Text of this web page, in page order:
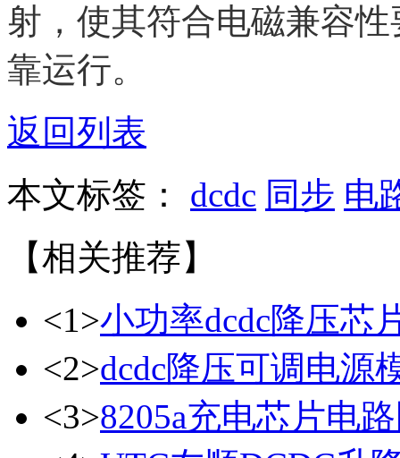
射，使其符合电磁兼容
靠运行。
返回列表
本文标签： dcdc 同步 电
【相关推荐】
<1>小功率dcdc降压芯
<2>dcdc降压可调电源
<3>8205a充电芯片电